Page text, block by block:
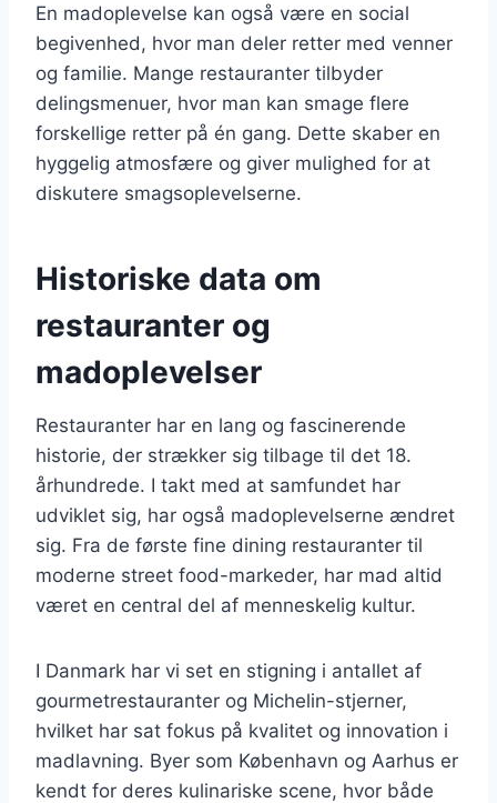
En madoplevelse kan også være en social
begivenhed, hvor man deler retter med venner
og familie. Mange restauranter tilbyder
delingsmenuer, hvor man kan smage flere
forskellige retter på én gang. Dette skaber en
hyggelig atmosfære og giver mulighed for at
diskutere smagsoplevelserne.
Historiske data om
restauranter og
madoplevelser
Restauranter har en lang og fascinerende
historie, der strækker sig tilbage til det 18.
århundrede. I takt med at samfundet har
udviklet sig, har også madoplevelserne ændret
sig. Fra de første fine dining restauranter til
moderne street food-markeder, har mad altid
været en central del af menneskelig kultur.
I Danmark har vi set en stigning i antallet af
gourmetrestauranter og Michelin-stjerner,
hvilket har sat fokus på kvalitet og innovation i
madlavning. Byer som København og Aarhus er
kendt for deres kulinariske scene, hvor både